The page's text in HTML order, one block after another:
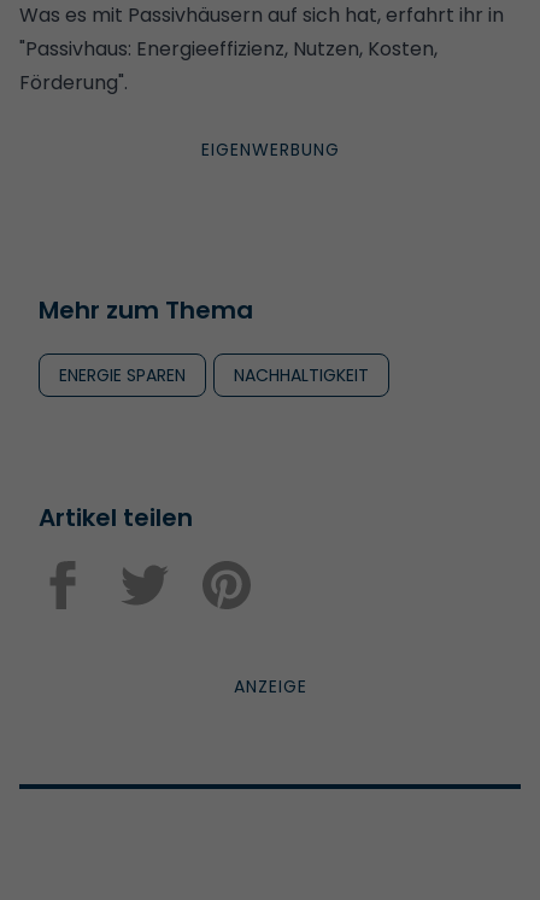
Was es mit Passivhäusern auf sich hat, erfahrt ihr in
"Passivhaus: Energieeffizienz, Nutzen, Kosten,
Förderung".
Mehr zum Thema
ENERGIE SPAREN NACHHALTIGKEIT
Artikel teilen